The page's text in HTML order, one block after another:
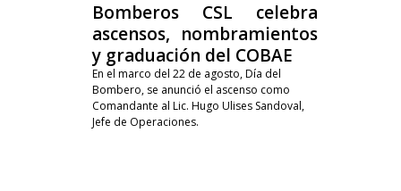
Bomberos CSL celebra
ascensos, nombramientos
y graduación del COBAE
En el marco del 22 de agosto, Día del
Bombero, se anunció el ascenso como
Comandante al Lic. Hugo Ulises Sandoval,
Jefe de Operaciones.